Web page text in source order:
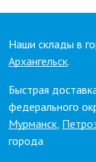
Наши склады в
Архангельск.
Быстрая
федерального
Мурманск,
города